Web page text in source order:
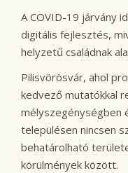
A COVID-19 járvány
digitális fejlesztés,
helyzetű családnak
Pilisvörösvár, ahol
kedvező mutatókkal
mélyszegénységben
településen nincsen
behatárolható
körülmények között.